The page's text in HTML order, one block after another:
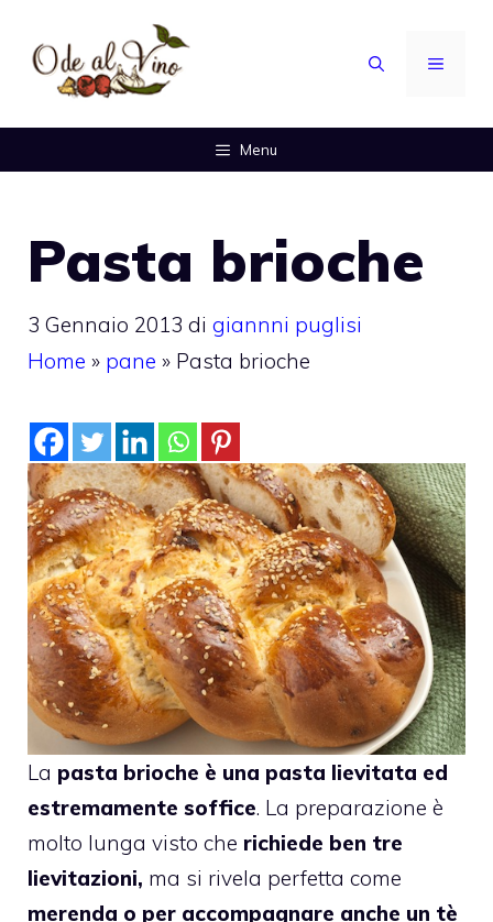
contenuto
MENU
Menu
Pasta brioche
3 Gennaio 2013 di giannni puglisi
Home » pane » Pasta brioche
La pasta brioche è una pasta lievitata ed
estremamente soffice. La preparazione è
molto lunga visto che richiede ben tre
lievitazioni, ma si rivela perfetta come
merenda o per accompagnare anche un tè